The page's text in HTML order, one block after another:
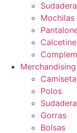
Mochilas
Merchandising
Polos
Gorras
Bolsas